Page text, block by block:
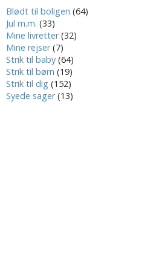
Blødt til boligen (64)
Jul m.m. (33)
Mine livretter(32)
Mine rejser(7)
Strik til baby (64)
Strik til børn (19)
Strik til dig (152)
Syede sager(13)